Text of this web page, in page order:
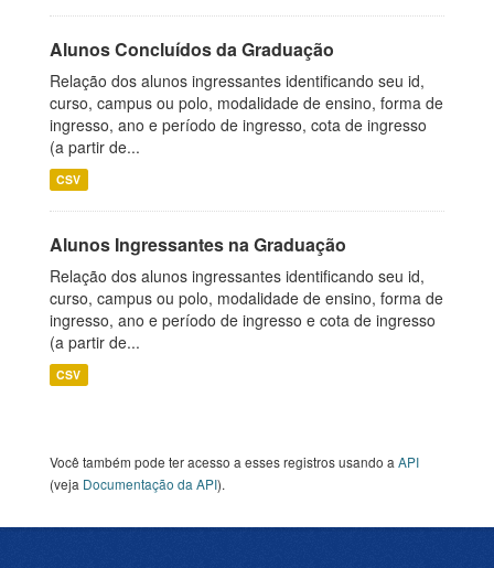
Alunos Concluídos da Graduação
Relação dos alunos ingressantes identificando seu id,
curso, campus ou polo, modalidade de ensino, forma de
ingresso, ano e período de ingresso, cota de ingresso
(a partir de...
CSV
Alunos Ingressantes na Graduação
Relação dos alunos ingressantes identificando seu id,
curso, campus ou polo, modalidade de ensino, forma de
ingresso, ano e período de ingresso e cota de ingresso
(a partir de...
CSV
Você também pode ter acesso a esses registros usando a API
(veja Documentação da API).